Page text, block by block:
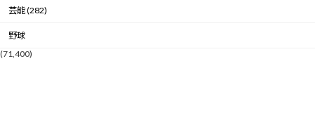
芸能 (282)
野球
(71,400)